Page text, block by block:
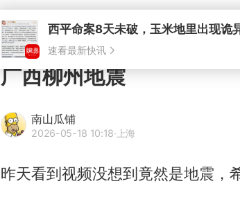
广西柳州地震
南山瓜铺
2026-05-18 10:18·上海
昨天看到视频没想到竟然是地震，